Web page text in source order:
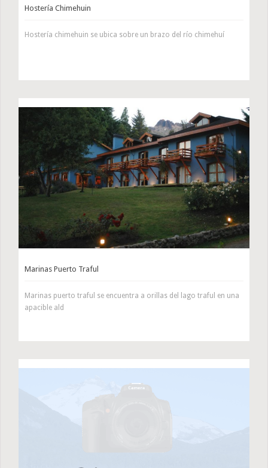
Hostería Chimehuin
Hostería chimehuin se ubica sobre un brazo del río chimehuí
Marinas Puerto Traful
Marinas puerto traful se encuentra a orillas del lago traful en una
apacible ald